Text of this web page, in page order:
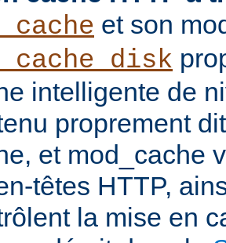
et son
intelligente de
proprement
et mod_cache
têtes HTTP,
la mise en